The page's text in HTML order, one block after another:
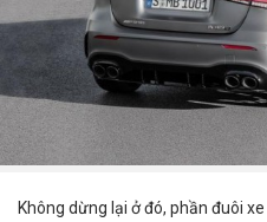
Không dừng lại ở đó, phần đuôi